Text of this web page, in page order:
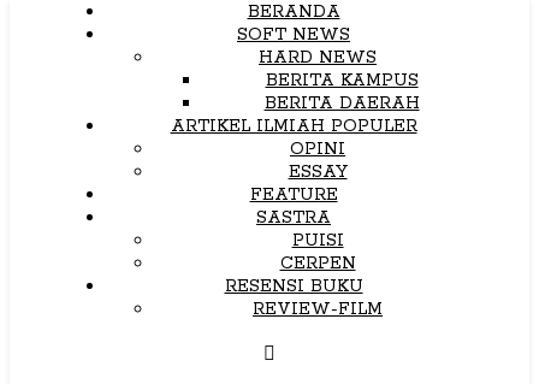
BERANDA
SOFT NEWS
HARD NEWS
BERITA KAMPUS
BERITA DAERAH
ARTIKEL ILMIAH POPULER
OPINI
ESSAY
FEATURE
SASTRA
PUISI
CERPEN
RESENSI BUKU
REVIEW-FILM